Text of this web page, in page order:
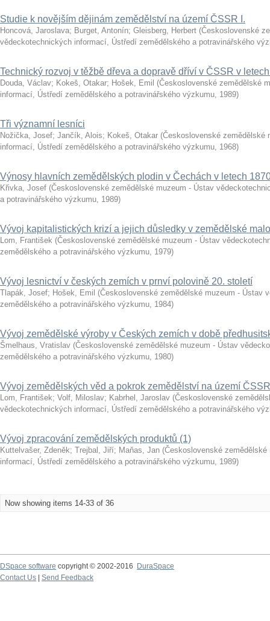
Studie k novějším dějinám zemědělství na území ČSSR I.
Honcová, Jaroslava; Burget, Antonín; Gleisberg, Herbert (Československé
vědeckotechnických informací, Ústředí zemědělského a potravinářského
Technický rozvoj v těžbě dřeva a dopravě dříví v ČSSR v
Douda, Václav; Kokeš, Otakar; Hošek, Emil (Československé zemědělské
informací, Ústředí zemědělského a potravinářského výzkumu, 1989)
Tři významní lesníci
Nožička, Josef; Jančík, Alois; Kokeš, Otakar (Československé zemědělské
informací, Ústředí zemědělského a potravinářského výzkumu, 1968)
Výnosy hlavních zemědělských plodin v Čechách v letech
Křivka, Josef (Československé zemědělské muzeum - Ústav
a potravinářského výzkumu, 1989)
Vývoj kapitalistických krizí a jejich důsledky v zemědělské
Lom, František (Československé zemědělské muzeum - Ústav
zemědělského a potravinářského výzkumu, 1979)
Vývoj lesnictví v českých zemích v prnví polovině 20. století
Tlapák, Josef; Hošek, Emil (Československé zemědělské muzeum - Ústav
zemědělského a potravinářského výzkumu, 1984)
Vývoj zemědělské výroby v Českých zemích v době
Šmelhaus, Vratislav (Československé zemědělské muzeum - Ústav
zemědělského a potravinářského výzkumu, 1980)
Vývoj zemědělských věd a pokrok zemědělství na území ČSSR
Lom, František; Volf, Miloslav; Kabrhel, Jaroslav (Československé
vědeckotechnických informací, Ústředí zemědělského a potravinářského
Vývoj zpracování zemědělských produktů (1)
Kuttelvašer, Zdeněk; Trejbal, Jiří; Maňas, Jan (Československé
informací, Ústředí zemědělského a potravinářského výzkumu, 1989)
Now showing items 14-33 of 36
DSpace software copyright © 2002-2016
DuraSpace
Contact Us
Send Feedback